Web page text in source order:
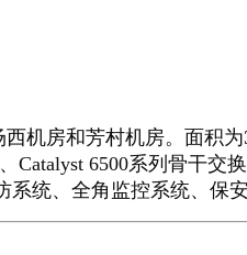
房和芳村机房。面积为
Catalyst 6500系列骨干
统、全角监控系统、保